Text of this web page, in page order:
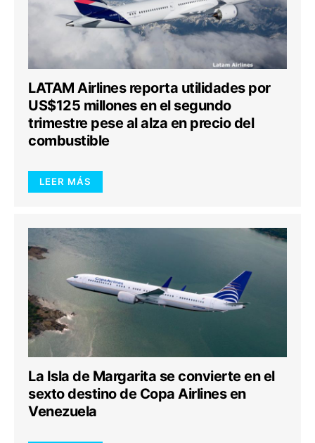
LATAM Airlines reporta utilidades por
US$125 millones en el segundo
trimestre pese al alza en precio del
combustible
LEER MÁS
La Isla de Margarita se convierte en el
sexto destino de Copa Airlines en
Venezuela